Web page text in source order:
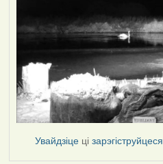
Увайдзіце цізарэгіструйцеся